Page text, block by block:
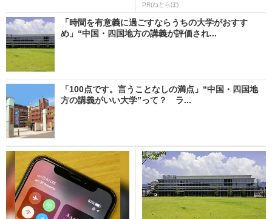
PR(ねとらぼ)
「時間を有意義に過ごすならうちの大学がおすす
め」“中国・四国地方の講義が評価され...
「100点です。言うことなしの満点」“中国・四国地
方の講義がいい大学”って？ ラ...